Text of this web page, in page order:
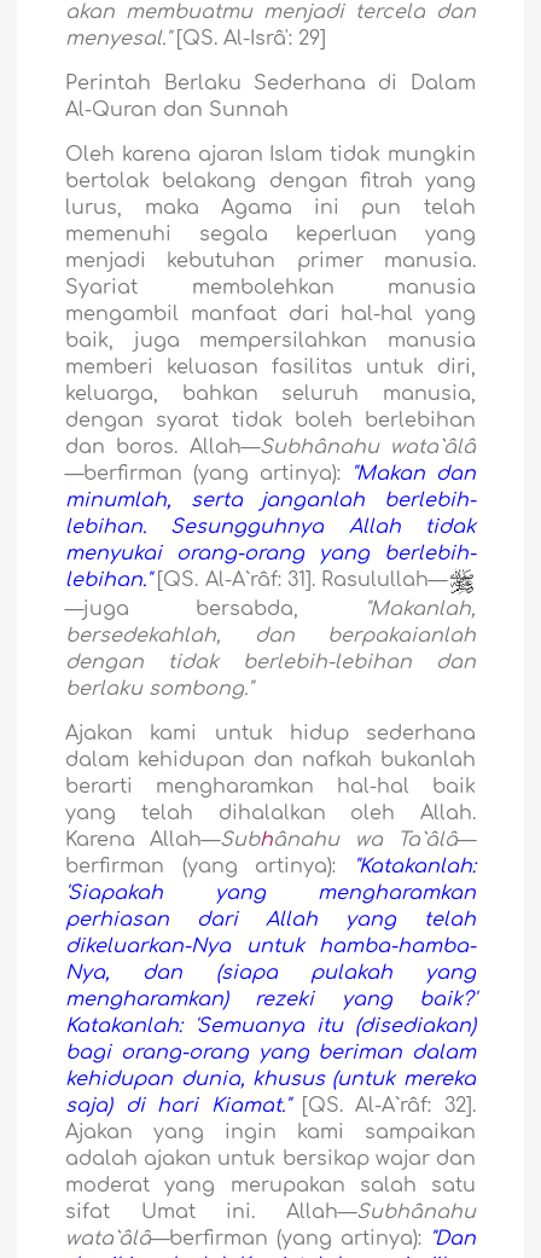
akan membuatmu menjadi tercela dan
menyesal." [QS. Al-Isrâ': 29]
Perintah Berlaku Sederhana di Dalam
Al-Quran dan Sunnah
Oleh karena ajaran Islam tidak mungkin
bertolak belakang dengan fitrah yang
lurus, maka Agama ini pun telah
memenuhi segala keperluan yang
menjadi kebutuhan primer manusia.
Syariat membolehkan manusia
mengambil manfaat dari hal-hal yang
baik, juga mempersilahkan manusia
memberi keluasan fasilitas untuk diri,
keluarga, bahkan seluruh manusia,
dengan syarat tidak boleh berlebihan
dan boros. Allah—Subhânahu wata`âlâ
—berfirman (yang artinya):
"Makan dan
minumlah, serta janganlah berlebih-
lebihan. Sesungguhnya Allah tidak
menyukai orang-orang yang berlebih-
lebihan."[QS. Al-A`râf: 31]. Rasulullah—
—juga bersabda,
"Makanlah,
bersedekahlah, dan berpakaianlah
dengan tidak berlebih-lebihan dan
berlaku sombong."
Ajakan kami untuk hidup sederhana
dalam kehidupan dan nafkah bukanlah
berarti mengharamkan hal-hal baik
yang telah dihalalkan oleh Allah.
Karena Allah—Subhânahu wa Ta`âlâ—
berfirman (yang artinya):
"Katakanlah:
'Siapakah yang mengharamkan
perhiasan dari Allah yang telah
dikeluarkan-Nya untuk hamba-hamba-
Nya, dan (siapa pulakah yang
mengharamkan) rezeki yang baik?'
Katakanlah: 'Semuanya itu (disediakan)
bagi orang-orang yang beriman dalam
kehidupan dunia, khusus (untuk mereka
saja) di hari Kiamat."[QS. Al-A`râf: 32].
Ajakan yang ingin kami sampaikan
adalah ajakan untuk bersikap wajar dan
moderat yang merupakan salah satu
sifat Umat ini. Allah—Subhânahu
wata`âlâ—berfirman (yang artinya): "Dan